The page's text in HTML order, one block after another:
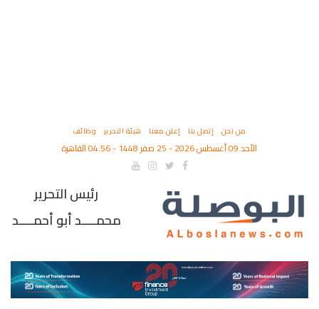
من نحن إتصل بنا إعلن معنا هيئة التحرير وظائف
الأحد 09 أغسطس 2026 - 25 صفر 1448 - 04:56 القاهرة
رئيس التحرير
محمــــد أبو أحمــــد